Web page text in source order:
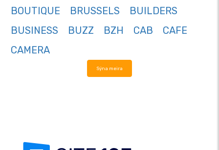
BOUTIQUE
BRUSSELS
BUILDERS
BUSINESS
BUZZ BZH CAB
CAFE
CAMERA
Sýna meira